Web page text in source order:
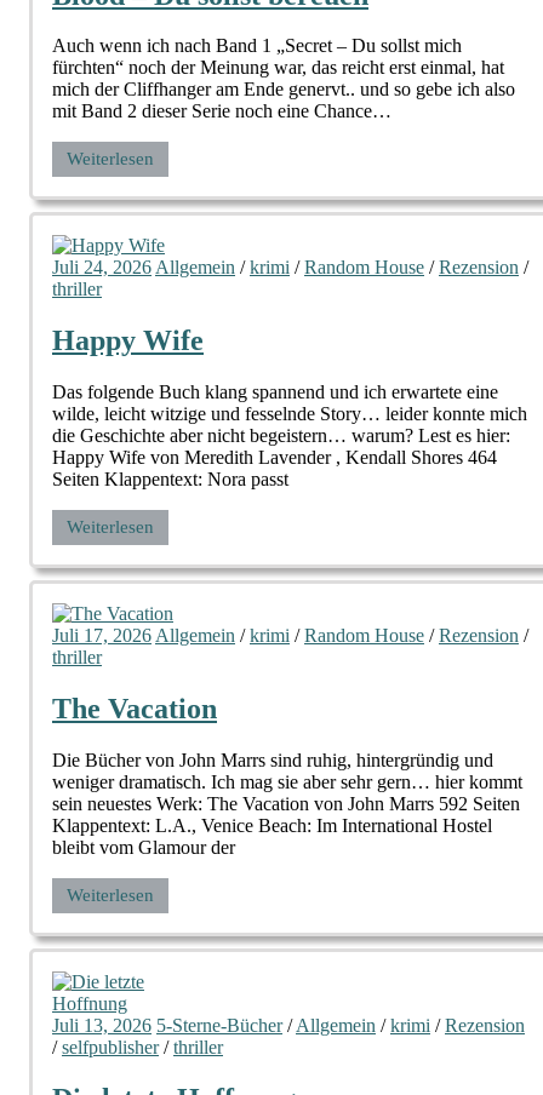
Auch wenn ich nach Band 1 „Secret – Du sollst mich
fürchten“ noch der Meinung war, das reicht erst einmal, hat
mich der Cliffhanger am Ende genervt.. und so gebe ich also
mit Band 2 dieser Serie noch eine Chance…
Weiterlesen
Juli 24, 2026Allgemein /krimi /Random House /Rezension /
thriller
Happy Wife
Das folgende Buch klang spannend und ich erwartete eine
wilde, leicht witzige und fesselnde Story… leider konnte mich
die Geschichte aber nicht begeistern… warum? Lest es hier:
Happy Wife von Meredith Lavender , Kendall Shores 464
Seiten Klappentext: Nora passt
Weiterlesen
Juli 17, 2026 Allgemein /krimi /Random House /Rezension /
thriller
The Vacation
Die Bücher von John Marrs sind ruhig, hintergründig und
weniger dramatisch. Ich mag sie aber sehr gern… hier kommt
sein neuestes Werk: The Vacation von John Marrs 592 Seiten
Klappentext: L.A., Venice Beach: Im International Hostel
bleibt vom Glamour der
Weiterlesen
Juli 13, 2026 5-Sterne-Bücher/Allgemein /krimi /Rezension
/selfpublisher/thriller